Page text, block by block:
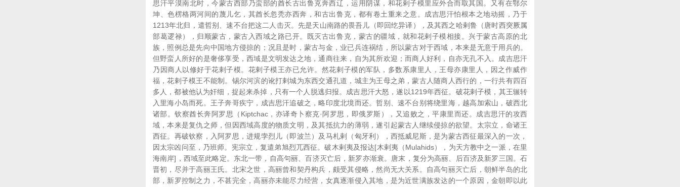
思汗平漠南北时，今蒙古西部乃蛮部的酋长古出鲁克奔西辽，运用阴谋，和花剌子模里应外合而取其国。又有在鄂尔
坤、色楞格两河间的蔑儿乞，其酋长忽秃亦西奔，和古出鲁克，都有卷土重来之意。成吉思汗怕根本之地动摇，乃于
1213年北归，遣哲别、速不台把这二人击灭。先是天山南路的畏吾儿（即回纥异译），及其西之哈剌鲁（唐时西突厥属
部葛逻禄），归顺蒙古，蒙古入西域之路已开。既灭古出鲁克，蒙古的疆域，就和花剌子模相接。兴于蒙古高原的北
族，照例总是先向中国地方侵掠的；况且是时，蒙古与金，业已兵连祸结，所以蒙古对于西域，本来是无意于用兵的。
但野蛮人所好的是奢侈享受，西域是文明发达之地，通商往来，自为其所欢迎；而商人好利，自亦无孔不入。成吉思汗
乃因商人以修好于花剌子模。花剌子模王亦已允许。然花剌子模的军队，多数系康里人，王母亦康里人，因之作威作
福，花剌子模王不能制。锡尔河滨的讹打剌城为东西交通孔道，城主为王母之弟，蒙古人随商人西行的，一行共有四百
多人，都被他认为奸细，捉起来杀掉，只有一个人脱逃归报。成吉思汗大怒，遂以1219年西征。破花剌子模，其王辗转
入里海小岛而死。王子奔哥疾宁，成吉思汗追破之，略印度北境而还。哲别、速不台别将绕里海，越高加索山，破西北
诸部。钦察酋长奔阿罗思（Kiptchac，亦译奇卜察克·阿罗思，即俄罗斯），又追败之，平康里而还。成吉思汗的攻西
域，本来是复仇之师，但因西域高度的物质文明，及其抵抗力的薄弱，遂引起蒙古人继续侵掠的欲望。太宗立，命诸王
西征。再破钦察，入阿罗思，进规孛烈儿（即波兰）及马札剌（匈牙利），西抵威尼斯，是为蒙古西征最深入的一次，
因太宗凶问至，乃班师。宪宗立，复遣弟旭烈兀西征。破木剌夷及报达[木剌夷（Mulahids），为天方教中之一派，在里
海南岸]，西域至此略定。东北一带，自高句丽、百济灭亡后，新罗亦渐衰。唐末，复分为高丽、后百济及新罗三国。石
晋初，尽并于高丽王氏。北宋之世，高丽曾和契丹构兵，颇受其侵略，然尚无大关系。自高句丽灭亡后，朝鲜半岛的北
部，新罗控制之力，不甚完全，高丽亦未能尽力经营，女真逐渐侵入其地，是为近世满族发达的一个原因，金朝即以此